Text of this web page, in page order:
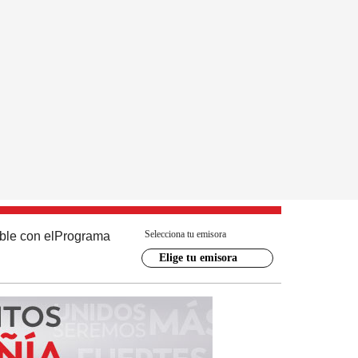
con el Programa Selecciona tu emisora
Elige tu emisora